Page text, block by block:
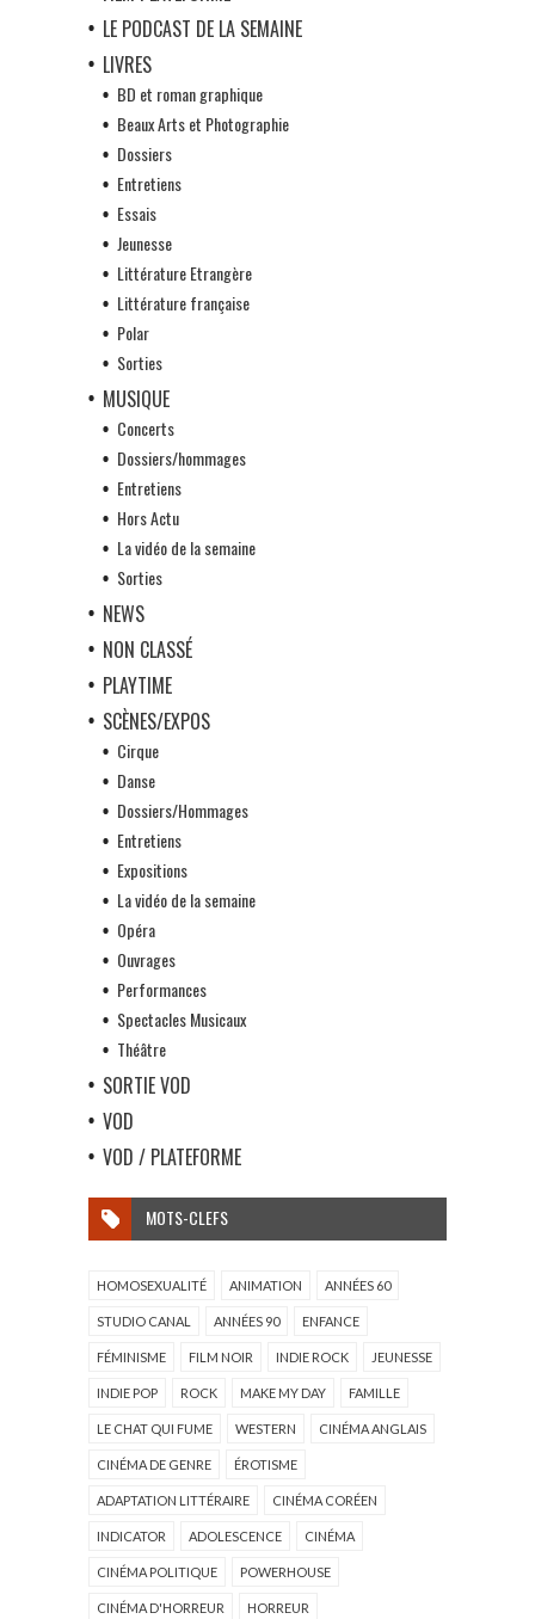
LE PODCAST DE LA SEMAINE
LIVRES
BD et roman graphique
Beaux Arts et Photographie
Dossiers
Entretiens
Essais
Jeunesse
Littérature Etrangère
Littérature française
Polar
Sorties
MUSIQUE
Concerts
Dossiers/hommages
Entretiens
Hors Actu
La vidéo de la semaine
Sorties
NEWS
NON CLASSÉ
PLAYTIME
SCÈNES/EXPOS
Cirque
Danse
Dossiers/Hommages
Entretiens
Expositions
La vidéo de la semaine
Opéra
Ouvrages
Performances
Spectacles Musicaux
Théâtre
SORTIE VOD
VOD
VOD / PLATEFORME
MOTS-CLEFS
HOMOSEXUALITÉ ANIMATION ANNÉES 60
STUDIO CANAL ANNÉES 90 ENFANCE
FÉMINISME FILM NOIR INDIE ROCK JEUNESSE
INDIE POP ROCK MAKE MY DAY FAMILLE
LE CHAT QUI FUME WESTERN CINÉMA ANGLAIS
CINÉMA DE GENRE ÉROTISME
ADAPTATION LITTÉRAIRE CINÉMA CORÉEN
INDICATOR ADOLESCENCE CINÉMA
CINÉMA POLITIQUE POWERHOUSE
CINÉMA D'HORREUR HORREUR